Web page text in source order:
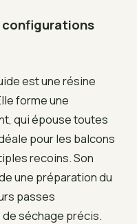
configurations
est une résine
forme une
qui épouse toutes
pour les balcons
recoins. Son
une préparation du
passes
séchage précis.